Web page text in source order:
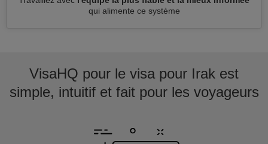
qui alimente ce système
VisaHQ pour le visa pour Irak est
simple, intuitif et fait pour les voyageurs